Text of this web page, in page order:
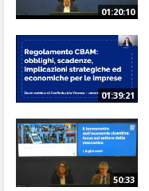
01:20:10
01:39:21
50:33